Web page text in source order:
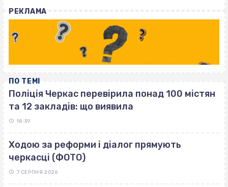
РЕКЛАМА
ПО ТЕМІ
Поліція Черкас перевірила понад 100 містян
та 12 закладів: що виявила
18:39
Ходою за реформи і діалог прямують
черкасці (ФОТО)
7 СЕРПНЯ 2026